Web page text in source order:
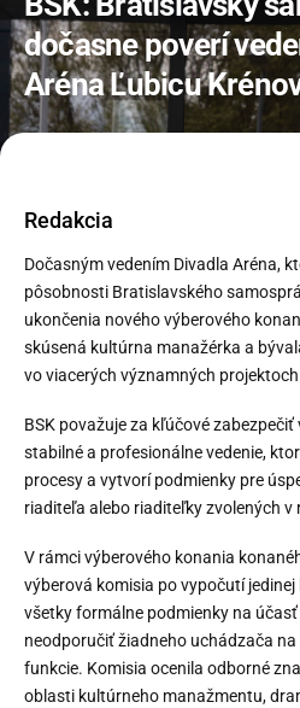
dočasne poverí
Aréna Ľubicu
Redakcia
Dočasným vedením Divadla Aréna,
pôsobnosti Bratislavského
ukončenia nového výberového
skúsená kultúrna manažérka a
vo viacerých významných
BSK považuje za kľúčové
stabilné a profesionálne vedenie,
procesy a vytvorí podmienky pre
riaditeľa alebo riaditeľky zvolených
V rámci výberového konania
výberová komisia po vypočutí
všetky formálne podmienky na
neodporučiť žiadneho uchádzača
funkcie. Komisia ocenila odborné
oblasti kultúrneho manažmentu,